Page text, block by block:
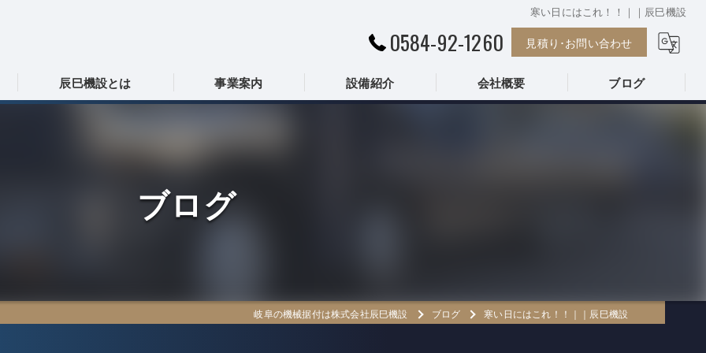
寒い日にはこれ！！｜｜辰巳機設
0584-92-1260 見積り･お問い合わせ
辰巳機設とは
岐阜の機械据付･株式会社辰巳機設のお客様の声
事業案内 設備紹介 会社概要 ブログ
ブログ
岐阜の機械据付は株式会社辰巳機設 ブログ 寒い日にはこれ！！｜｜辰巳機設